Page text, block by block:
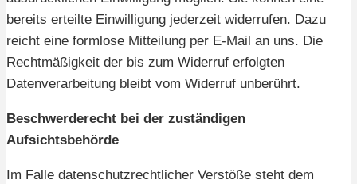
bereits erteilte Einwilligung jederzeit widerrufen. Dazu
reicht eine formlose Mitteilung per E-Mail an uns. Die
Rechtmäßigkeit der bis zum Widerruf erfolgten
Datenverarbeitung bleibt vom Widerruf unberührt.
Beschwerderecht bei der zuständigen
Aufsichtsbehörde
Im Falle datenschutzrechtlicher Verstöße steht dem